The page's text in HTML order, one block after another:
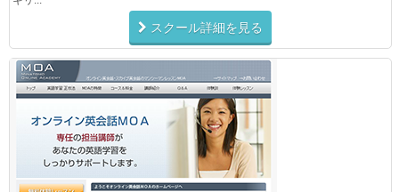
スクール詳細を見る